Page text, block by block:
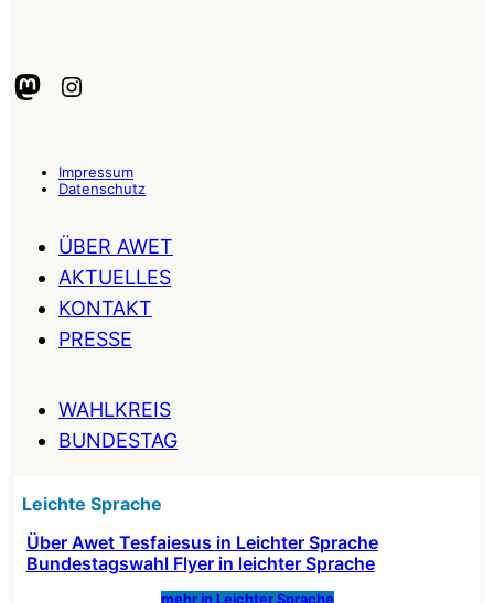
Mastodon Instagram
Impressum
Datenschutz
ÜBER AWET
AKTUELLES
KONTAKT
PRESSE
WAHLKREIS
BUNDESTAG
Leichte Sprache
Über Awet Tesfaiesus in Leichter Sprache
Bundestagswahl Flyer in leichter Sprache
mehr in Leichter Sprache